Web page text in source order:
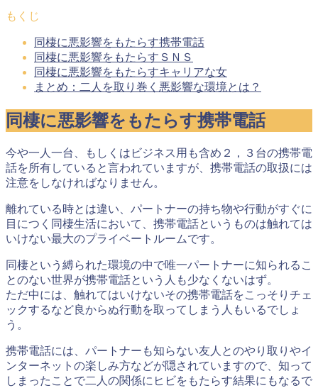
もくじ
同棲に悪影響をもたらす携帯電話
同棲に悪影響をもたらすＳＮＳ
同棲に悪影響をもたらすキャリアな女
まとめ：二人を取り巻く悪影響な環境とは？
同棲に悪影響をもたらす携帯電話
今や一人一台、もしくはビジネス用も含め２，３台の携帯電
話を所有していると言われていますが、携帯電話の取扱には
注意をしなければなりません。
離れている時とは違い、パートナーの持ち物や行動がすぐに
目につく同棲生活において、 携帯電話というものは触れては
いけない最大のプライベートルームです。
同棲という縛られた環境の中で唯一パートナーに知られるこ
とのない世界が携帯電話という人も少なくないはず。
ただ中には、触れてはいけないその携帯電話をこっそりチェ
ックするなど良からぬ行動を取ってしまう人もいるでしょ
う。
携帯電話には、パートナーも知らない友人とのやり取りやイ
ンターネットの楽しみ方などが隠されていますので、知って
しまったことで二人の関係にヒビをもたらす結果にもなるで